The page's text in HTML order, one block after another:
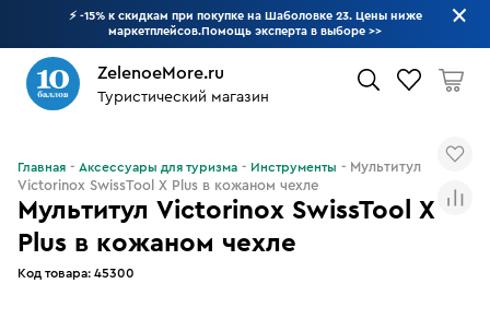
⚡ -15% к скидкам при покупке на Шаболовке 23. Цены ниже
маркетплейсов.Помощь эксперта в выборе >>
ZelenoeMore.ru
Туристический магазин
Мультитул Victorinox SwissTool X
Plus в кожаном чехле
Код товара: 45300
Главная Аксессуары для туризма Инструменты
Мультитул
Victorinox SwissTool X Plus в кожаном чехле